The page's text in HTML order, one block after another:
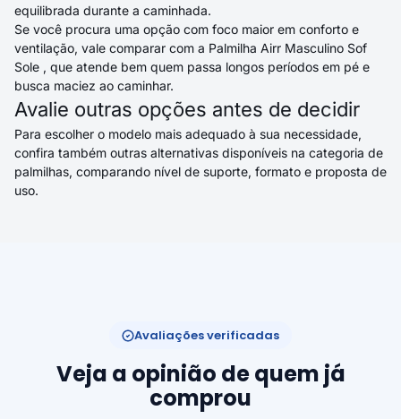
equilibrada durante a caminhada.
Se você procura uma opção com foco maior em conforto e
ventilação, vale comparar com a Palmilha Airr Masculino Sof
Sole , que atende bem quem passa longos períodos em pé e
busca maciez ao caminhar.
Avalie outras opções antes de decidir
Para escolher o modelo mais adequado à sua necessidade,
confira também outras alternativas disponíveis na categoria de
palmilhas, comparando nível de suporte, formato e proposta de
uso.
Avaliações verificadas
Veja a opinião de quem já
comprou